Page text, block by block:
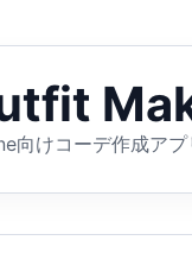
向けコーデ作成アプ